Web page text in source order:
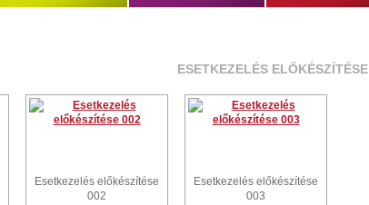
ESETKEZELÉS ELŐKÉSZÍTÉSE
Esetkezelés előkészítése
002
Esetkezelés előkészítése
003